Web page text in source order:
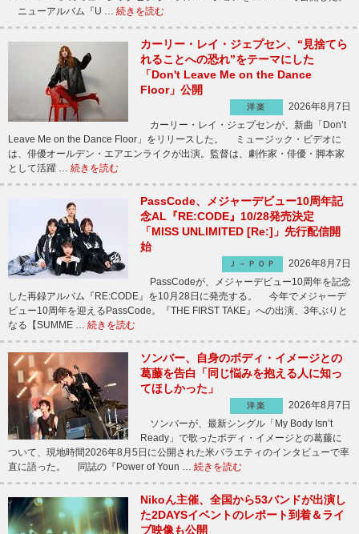
ニューアルバム『U … 続きを読む
カーリー・レイ・ジェプセン、“見捨てら
れることへの恐れ”をテーマにした
「Don't Leave Me on the Dance
Floor」公開
洋楽
2026年8月7日
カーリー・レイ・ジェプセンが、新曲「Don’t
Leave Me on the Dance Floor」をリリースした。 ミュージック・ビデオに
は、俳優オールデン・エアエンライクが出演。監督は、劇作家・俳優・脚本家
として活躍 … 続きを読む
PassCode、メジャーデビュー10周年記
念AL『RE:CODE』10/28発売決定
「MISS UNLIMITED [Re:]」先行配信開
始
Ｊ－ＰＯＰ
2026年8月7日
PassCodeが、メジャーデビュー10周年を記念
した再録アルバム『RE:CODE』を10月28日に発売する。 今年でメジャーデ
ビュー10周年を迎えるPassCode。『THE FIRST TAKE』への出演、3年ぶりと
なる【SUMME … 続きを読む
ソンバー、自身のボディ・イメージとの
葛藤を告白「同じ悩みを抱える人に知っ
てほしかった」
洋楽
2026年8月7日
ソンバーが、最新シングル「My Body Isn’t
Ready」で歌ったボディ・イメージとの葛藤に
ついて、現地時間2026年8月5日に公開された米バラエティのインタビューで率
直に語った。 同誌の『Power of Youn … 続きを読む
Nikoん主催、全国から53バンドが出演し
た2DAYSイベントのレポート到着＆ライ
ブ映像も公開